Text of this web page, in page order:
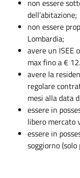
non essere
dell’abitazione;
non essere
Lombardia;
avere un ISEE
max fino a €
avere la
regolare
mesi alla data
essere in
libero mercato
essere in
soggiorno